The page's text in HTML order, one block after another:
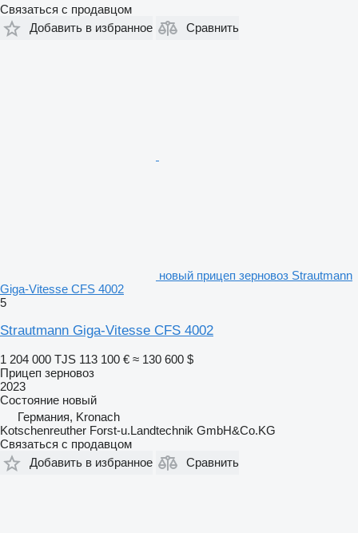
Связаться с продавцом
Добавить в избранное
Сравнить
новый прицеп зерновоз Strautmann
Giga-Vitesse CFS 4002
5
Strautmann Giga-Vitesse CFS 4002
1 204 000 TJS 113 100 € ≈ 130 600 $
Прицеп зерновоз
2023
Состояние новый
Германия, Kronach
Kotschenreuther Forst-u.Landtechnik GmbH&Co.KG
Связаться с продавцом
Добавить в избранное
Сравнить